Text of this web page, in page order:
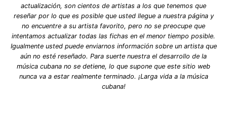
actualización, son cientos de artistas a los que tenemos que
reseñar por lo que es posible que usted llegue a nuestra página y
no encuentre a su artista favorito, pero no se preocupe que
intentamos actualizar todas las fichas en el menor tiempo posible.
Igualmente usted puede enviarnos información sobre un artista que
aún no esté reseñado. Para suerte nuestra el desarrollo de la
música cubana no se detiene, lo que supone que este sitio web
nunca va a estar realmente terminado. ¡Larga vida a la música
cubana!